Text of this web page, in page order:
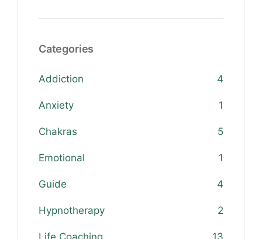
Categories
Addiction 4
Anxiety 1
Chakras 5
Emotional 1
Guide 4
Hypnotherapy 2
Life Coaching 13